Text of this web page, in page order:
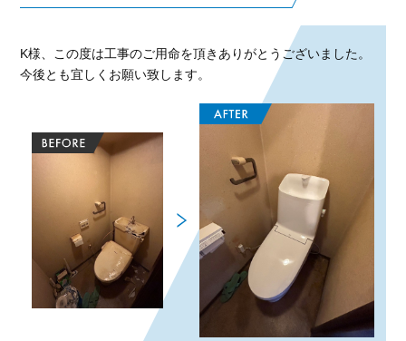
K様、この度は工事のご用命を頂きありがとうございました。
今後とも宜しくお願い致します。